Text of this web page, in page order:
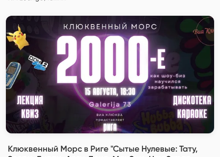
Клюквенный Морс в Риге "Сытые Нулевые: Тату,